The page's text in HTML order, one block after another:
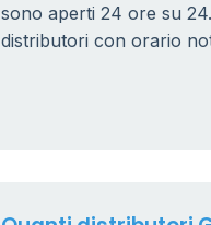
25
38
0.779 €
sono aperti 24 ore su
distributori con orario